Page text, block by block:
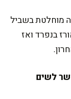
מוחלטת בשביל
בנפרד ואז
לשים